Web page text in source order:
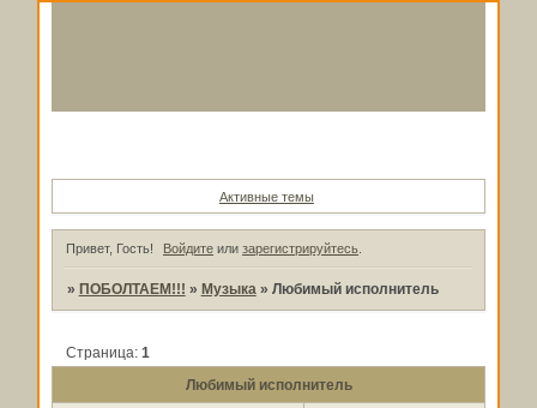
Активные темы
Привет, Гость! Войдите илизарегистрируйтесь
» ПОБОЛТАЕМ!!! » Музыка » Любимый исполнитель
Любимый исполнитель
Страница: 1